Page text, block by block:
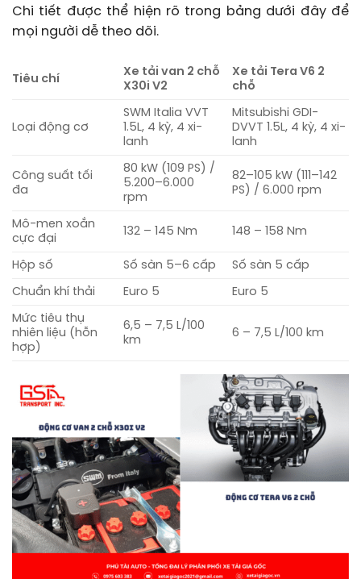
Chi tiết được thể hiện rõ trong bảng dưới đây để
mọi người dễ theo dõi.
Tiêu chí
Xe tải van 2 chỗ
X30i V2
Xe tải Tera V6 2
chỗ
Loại động cơ
SWM Italia VVT
1.5L, 4 kỳ, 4 xi-
lanh
Mitsubishi GDI-
DVVT 1.5L, 4 kỳ, 4 xi-
lanh
Công suất tối
đa
80 kW (109 PS) /
5.200–6.000
rpm
82–105 kW (111–142
PS) / 6.000 rpm
Mô-men xoắn
cực đại
132 – 145 Nm 148 – 158 Nm
Hộp số Số sàn 5–6 cấp Số sàn 5 cấp
Chuẩn khí thải Euro 5 Euro 5
Mức tiêu thụ
nhiên liệu (hỗn
hợp)
6,5 – 7,5 L/100
km
6 – 7,5 L/100 km